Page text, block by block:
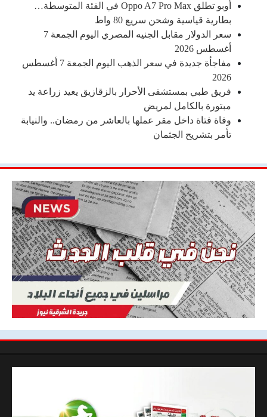
أوبو تطلق Oppo A7 Pro Max في الفئة المتوسطة…
بطارية قياسية وشحن سريع 80 واط
سعر الدولار مقابل الجنيه المصري اليوم الجمعة 7
أغسطس 2026
مفاجأة جديدة في سعر الذهب اليوم الجمعة 7 أغسطس
2026
فريق طبي بمستشفى الأحرار بالزقازيق يعيد زراعة يد
مبتورة بالكامل لمريض
وفاة فتاة داخل مقر عملها بالعاشر من رمضان.. والنيابة
تأمر بتشريح الجثمان